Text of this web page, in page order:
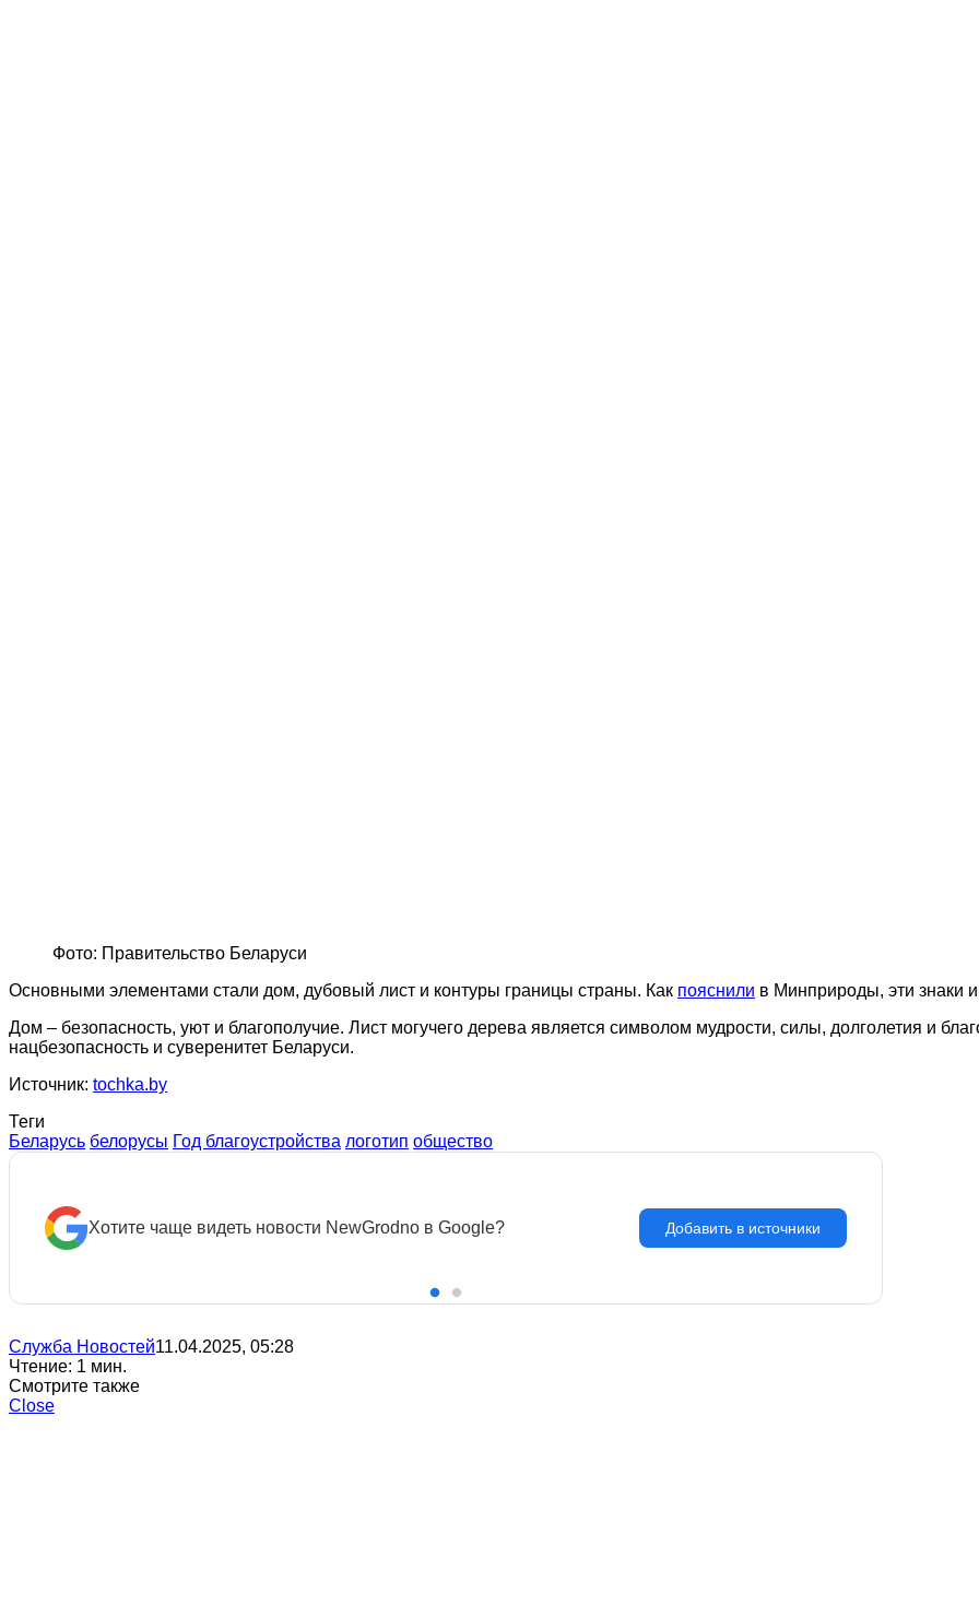
Фото: Правительство Беларуси
Основными элементами стали дом, дубовый лист и контуры границы страны. Как пояснили в Минприроды, эти знаки
Дом – безопасность, уют и благополучие. Лист могучего дерева является символом мудрости, силы, долголетия и
нацбезопасность и суверенитет Беларуси.
Источник: tochka.by
Теги
Беларусь белорусы Год благоустройства логотип общество
Хотите чаще видеть новости NewGrodno в Google? Добавить в источники
Служба Новостей11.04.2025, 05:28
Чтение: 1 мин.
Смотрите также
Close